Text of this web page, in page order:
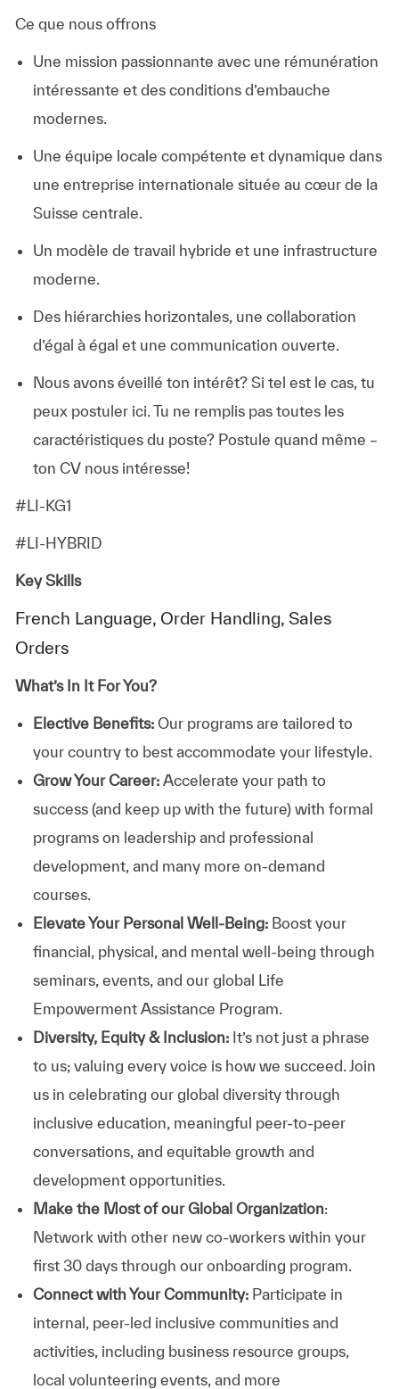
Ce que nous offrons
Une mission passionnante avec une rémunération
intéressante et des conditions d’embauche
modernes.
Une équipe locale compétente et dynamique dans
une entreprise internationale située au cœur de la
Suisse centrale.
Un modèle de travail hybride et une infrastructure
moderne.
Des hiérarchies horizontales, une collaboration
d’égal à égal et une communication ouverte.
Nous avons éveillé ton intérêt? Si tel est le cas, tu
peux postuler ici. Tu ne remplis pas toutes les
caractéristiques du poste? Postule quand même –
ton CV nous intéresse!
#LI-KG1
#LI-HYBRID
Key Skills
French Language, Order Handling, Sales
Orders
What’s In It For You?
Elective Benefits:Our programs are tailored to
your country to best accommodate your lifestyle.
Grow Your Career: Accelerate your path to
success (and keep up with the future) with formal
programs on leadership and professional
development, and many more on-demand
courses.
Elevate Your Personal Well-Being:Boost your
financial, physical, and mental well-being through
seminars, events, and our global Life
Empowerment Assistance Program.
Diversity, Equity & Inclusion: It’s not just a phrase
to us; valuing every voice is how we succeed. Join
us in celebrating our global diversity through
inclusive education, meaningful peer-to-peer
conversations, and equitable growth and
development opportunities.
Make the Most of our Global Organization:
Network with other new co-workers within your
first 30 days through our onboarding program.
Connect with Your Community:Participate in
internal, peer-led inclusive communities and
activities, including business resource groups,
local volunteering events, and more